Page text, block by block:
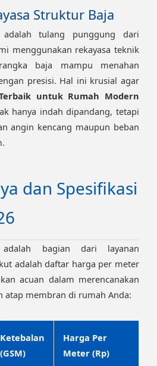
Struktur Baja
tulang punggung dari
menggunakan rekayasa teknik
baja mampu menahan
presisi. Hal ini krusial agar
untuk Rumah Modern
hanya indah dipandang, tetapi
angin kencang maupun beban
dan Spesifikasi
adalah bagian dari layanan
adalah daftar harga per meter
acuan dalam merencanakan
atap membran di rumah Anda:
Ketebalan
(GSM)
Harga Per
Meter (Rp)